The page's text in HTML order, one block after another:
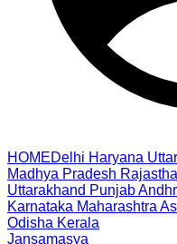
HOMEDelhi Haryana
Madhya Pradesh
Uttarakhand Punjab
Karnataka Maharashtra
Odisha Kerala
Jansamasya